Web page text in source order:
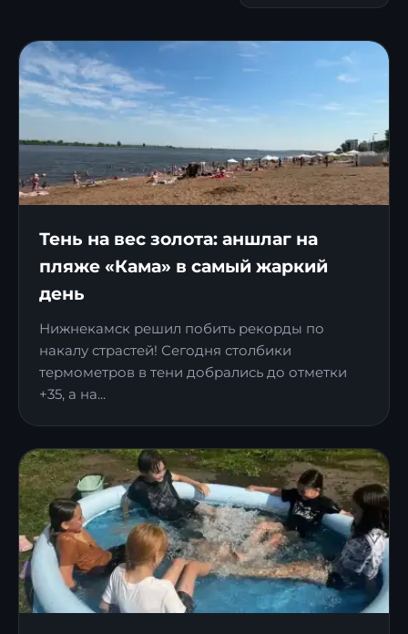
Тень на вес золота: аншлаг на
пляже «Кама» в самый жаркий
день
Нижнекамск решил побить рекорды по
накалу страстей! Сегодня столбики
термометров в тени добрались до отметки
+35, а на...